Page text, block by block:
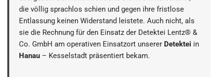
die völlig sprachlos schien und gegen ihre fristlose
Entlassung keinen Widerstand leistete. Auch nicht, als
sie die Rechnung für den Einsatz der Detektei Lentz® &
Co. GmbH am operativen Einsatzort unserer Detektei in
Hanau – Kesselstadt präsentiert bekam.